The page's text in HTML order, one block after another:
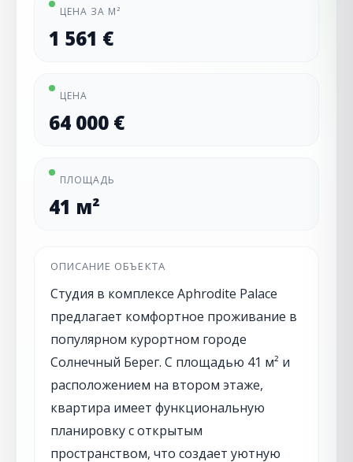
ЦЕНА ЗА М²
1 561 €
ЦЕНА
64 000 €
ПЛОЩАДЬ
41 м²
ОПИСАНИЕ ОБЪЕКТА
Студия в комплексе Aphrodite Palace
предлагает комфортное проживание в
популярном курортном городе
Солнечный Берег. С площадью 41 м² и
расположением на втором этаже,
квартира имеет функциональную
планировку с открытым
пространством, что создает уютную